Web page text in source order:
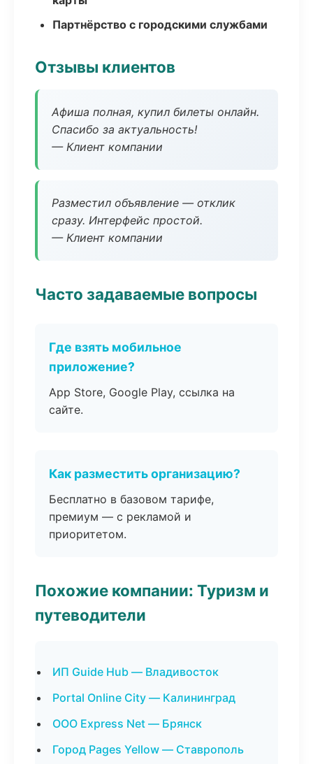
Партнёрство с городскими службами
Отзывы клиентов
Афиша полная, купил билеты онлайн.
Спасибо за актуальность!
— Клиент компании
Разместил объявление — отклик
сразу. Интерфейс простой.
— Клиент компании
Часто задаваемые вопросы
Где взять мобильное
приложение?
App Store, Google Play, ссылка на
сайте.
Как разместить организацию?
Бесплатно в базовом тарифе,
премиум — с рекламой и
приоритетом.
Похожие компании: Туризм и
путеводители
ИП Guide Hub — Владивосток
Portal Online City — Калининград
ООО Express Net — Брянск
Город Pages Yellow — Ставрополь